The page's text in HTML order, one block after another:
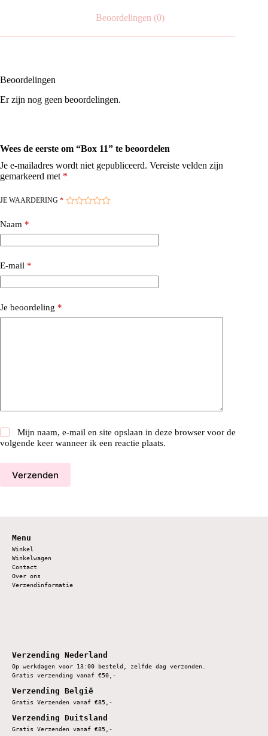
Beoordelingen (0)
Beoordelingen
Er zijn nog geen beoordelingen.
Wees de eerste om “Box 11” te beoordelen
Je e-mailadres wordt niet gepubliceerd. Vereiste velden zijn
gemarkeerd met *
JE WAARDERING *
Naam *
E-mail *
Je beoordeling *
Mijn naam, e-mail en site opslaan in deze browser voor de
volgende keer wanneer ik een reactie plaats.
Verzenden
Menu
Winkel
Winkelwagen
Contact
Over ons
Verzendinformatie
Verzending Nederland
Op werkdagen voor 13:00 besteld, zelfde dag verzonden.
Gratis verzending vanaf €50,-
Verzending België
Gratis Verzenden vanaf €85,-
Verzending Duitsland
Gratis Verzenden vanaf €85,-